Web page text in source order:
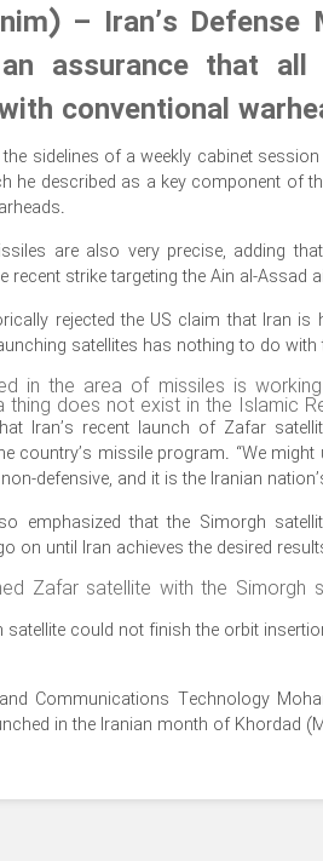
– Iran’s
assurance that
conventional
sidelines of a weekly cabinet
he described as a key component of
are also very precise, adding
recent strike targeting the Ain al-Assad
rejected the US claim that Iran
satellites has nothing to do
in the area of missiles is
thing does not exist in the Islamic
Iran’s recent launch of Zafar
country’s missile program. “We
defensive, and it is the Iranian
emphasized that the Simorgh
on until Iran achieves the desired
Zafar satellite with the
could not finish the orbit
Communications Technology
in the Iranian month of Khordad